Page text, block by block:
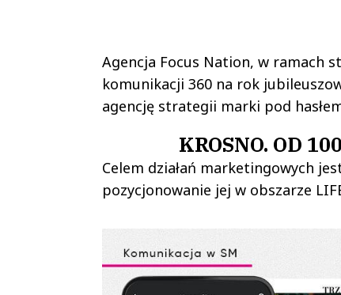
Agencja Focus Nation, w ramach
komunikacji 360 na rok
agencję strategii marki pod
KROSNO. OD
Celem działań marketingowych
pozycjonowanie jej w obszarze